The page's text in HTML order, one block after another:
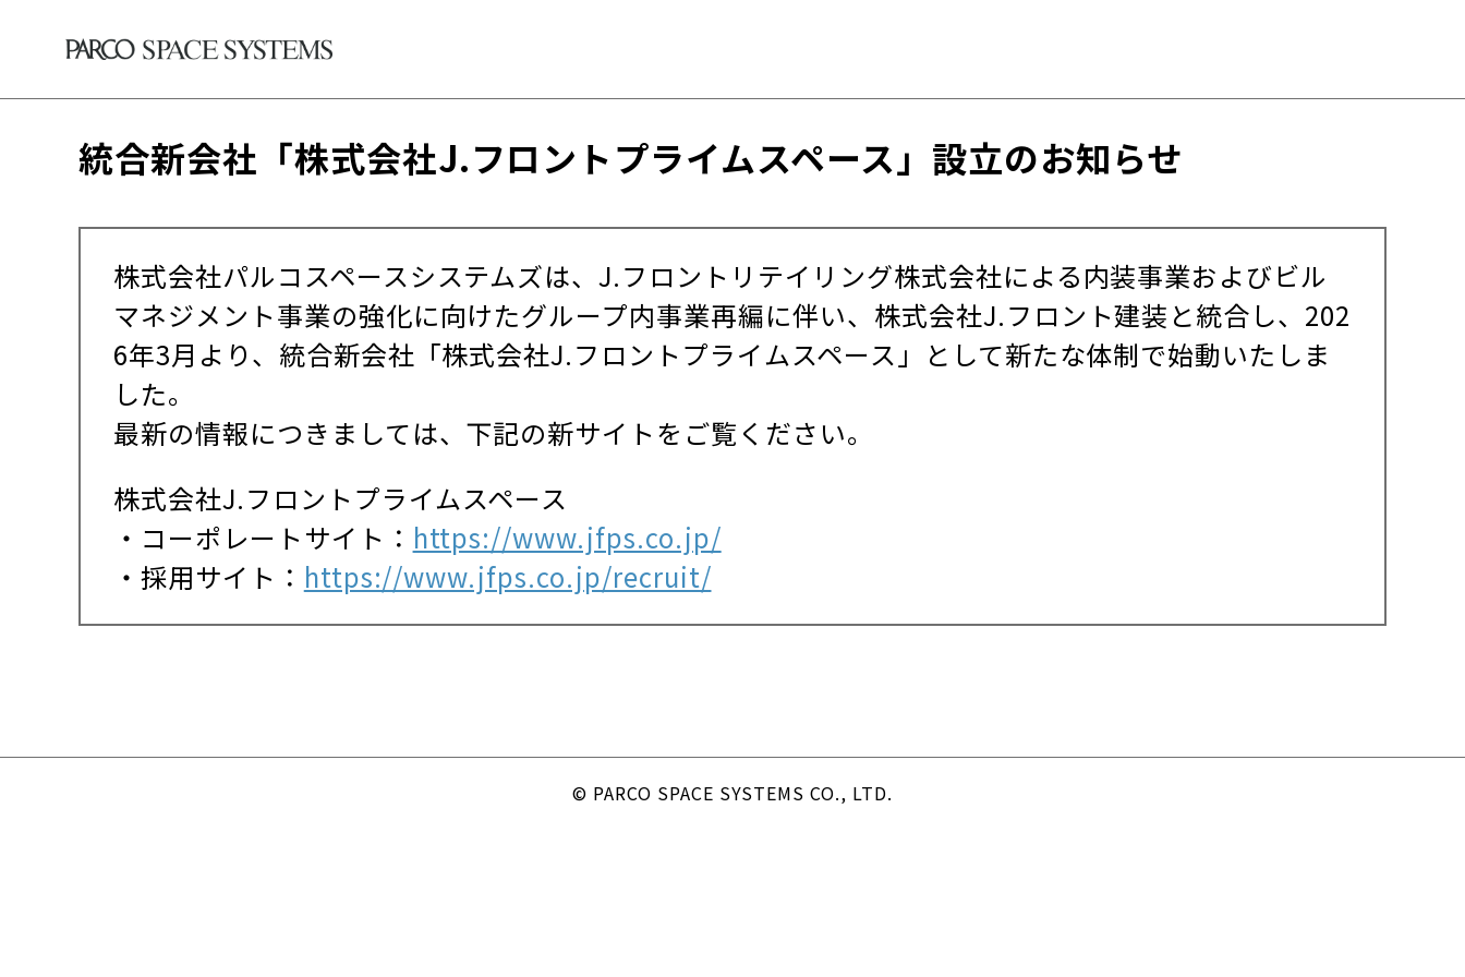
統合新会社「株式会社J.フロントプライムスペース」設立のお知らせ
株式会社パルコスペースシステムズは、J.フロントリテイリング株式会社による内装事業およびビル
マネジメント事業の強化に向けたグループ内事業再編に伴い、株式会社J.フロント建装と統合し、202
6年3月より、統合新会社「株式会社J.フロントプライムスペース」として新たな体制で始動いたしま
した。
最新の情報につきましては、下記の新サイトをご覧ください。
株式会社J.フロントプライムスペース
・コーポレートサイト： https://www.jfps.co.jp/
・採用サイト： https://www.jfps.co.jp/recruit/
© PARCO SPACE SYSTEMS CO., LTD.